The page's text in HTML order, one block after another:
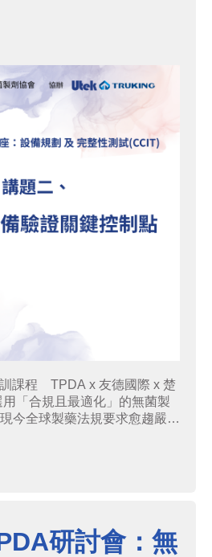
訓課程 TPDA x 友德國際 x 楚
「合規且最適化」的無菌製
今全球製藥法規要求愈趨嚴格
尤為嚴格，從設備選型、製程
，都必須依產品特性搭配最
研討會：無